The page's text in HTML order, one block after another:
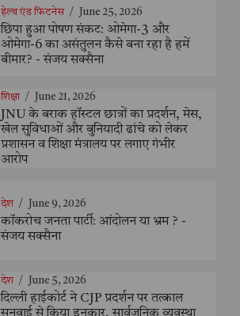
हेल्थ एंड फिटनेस / June 25, 2026
छिपा हुआ पोषण संकट: ओमेगा-3 और
ओमेगा-6 का असंतुलन कैसे बना रहा है हमें
बीमार? - संजय सक्सैना
शिक्षा / June 21, 2026
JNU के बराक हॉस्टल छात्रों का प्रदर्शन, मेस,
खेल सुविधाओं और बुनियादी ढांचे को लेकर
प्रशासन व शिक्षा मंत्रालय पर लगाए गंभीर
आरोप
देश / June 9, 2026
कॉकरोच जनता पार्टी: आंदोलन या भ्रम ? -
संजय सक्सैना
देश / June 5, 2026
दिल्ली हाईकोर्ट ने CJP प्रदर्शन पर तत्काल
सुनवाई से किया इनकार, सार्वजनिक व्यवस्था